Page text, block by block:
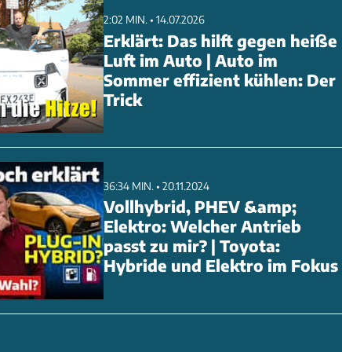
2:02 MIN. • 14.07.2026
Erklärt: Das hilft gegen heiße
Luft im Auto | Auto im
Sommer effizient kühlen: Der
Trick
36:34 MIN. • 20.11.2024
Vollhybrid, PHEV &amp;
Elektro: Welcher Antrieb
passt zu mir? | Toyota:
Hybride und Elektro im Fokus